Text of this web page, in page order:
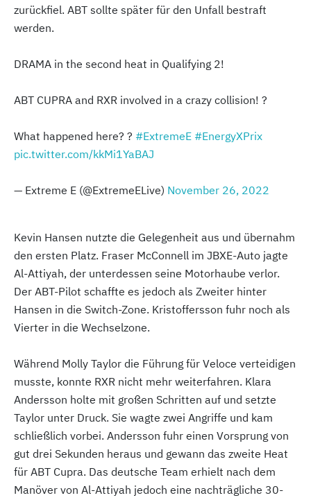
zurückfiel. ABT sollte später für den Unfall bestraft
werden.
DRAMA in the second heat in Qualifying 2!
ABT CUPRA and RXR involved in a crazy collision! ?
What happened here? ? #ExtremeE #EnergyXPrix
pic.twitter.com/kkMi1YaBAJ
— Extreme E (@ExtremeELive) November 26, 2022
Kevin Hansen nutzte die Gelegenheit aus und übernahm
den ersten Platz. Fraser McConnell im JBXE-Auto jagte
Al-Attiyah, der unterdessen seine Motorhaube verlor.
Der ABT-Pilot schaffte es jedoch als Zweiter hinter
Hansen in die Switch-Zone. Kristoffersson fuhr noch als
Vierter in die Wechselzone.
Während Molly Taylor die Führung für Veloce verteidigen
musste, konnte RXR nicht mehr weiterfahren. Klara
Andersson holte mit großen Schritten auf und setzte
Taylor unter Druck. Sie wagte zwei Angriffe und kam
schließlich vorbei. Andersson fuhr einen Vorsprung von
gut drei Sekunden heraus und gewann das zweite Heat
für ABT Cupra. Das deutsche Team erhielt nach dem
Manöver von Al-Attiyah jedoch eine nachträgliche 30-